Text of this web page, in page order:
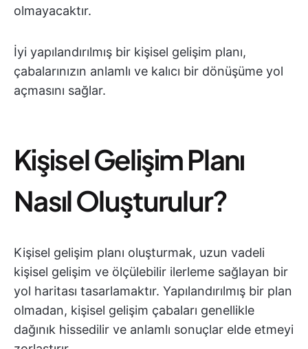
olmayacaktır.
İyi yapılandırılmış bir kişisel gelişim planı,
çabalarınızın anlamlı ve kalıcı bir dönüşüme yol
açmasını sağlar.
Kişisel Gelişim Planı
Nasıl Oluşturulur?
Kişisel gelişim planı oluşturmak, uzun vadeli
kişisel gelişim ve ölçülebilir ilerleme sağlayan bir
yol haritası tasarlamaktır. Yapılandırılmış bir plan
olmadan, kişisel gelişim çabaları genellikle
dağınık hissedilir ve anlamlı sonuçlar elde etmeyi